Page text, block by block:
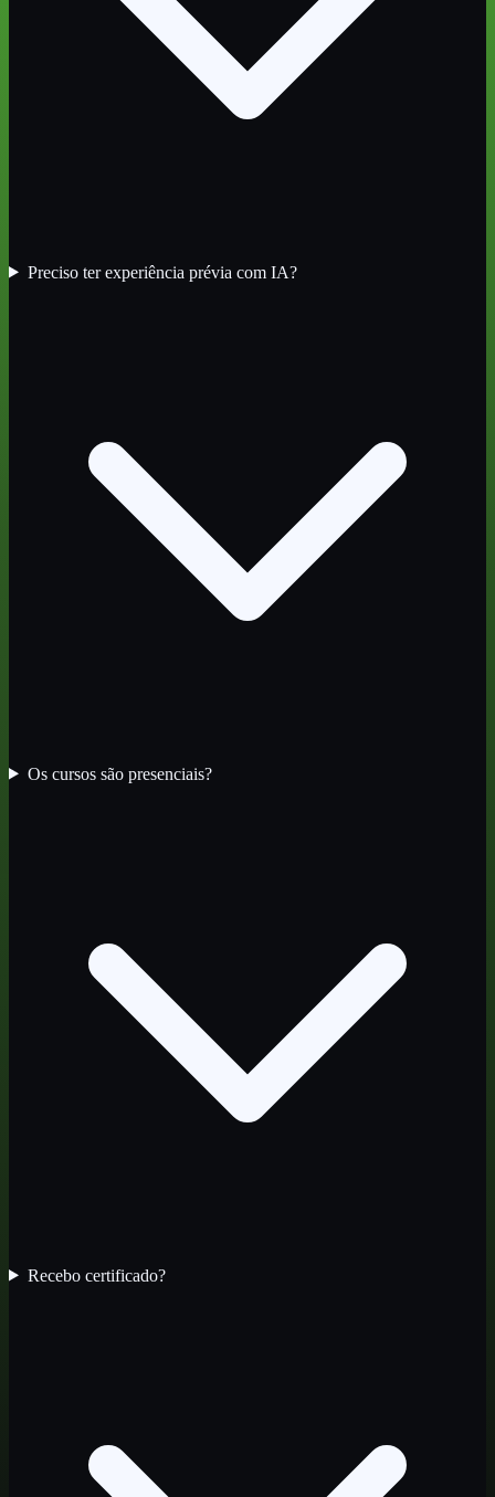
Preciso ter experiência prévia com IA?
Os cursos são presenciais?
Recebo certificado?